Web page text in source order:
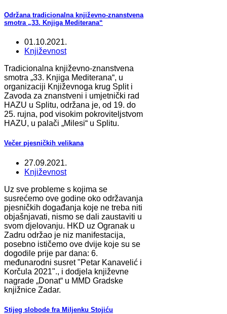
Održana tradicionalna književno-znanstvena
smotra „33. Knjiga Mediterana“
01.10.2021.
Književnost
Tradicionalna književno-znanstvena
smotra „33. Knjiga Mediterana“, u
organizaciji Književnoga krug Split i
Zavoda za znanstveni i umjetnički rad
HAZU u Splitu, održana je, od 19. do
25. rujna, pod visokim pokroviteljstvom
HAZU, u palači „Milesi“ u Splitu.
Večer pjesničkih velikana
27.09.2021.
Književnost
Uz sve probleme s kojima se
susrećemo ove godine oko održavanja
pjesničkih događanja koje ne treba niti
objašnjavati, nismo se dali zaustaviti u
svom djelovanju. HKD uz Ogranak u
Zadru održao je niz manifestacija,
posebno ističemo ove dvije koje su se
dogodile prije par dana: 6.
međunarodni susret "Petar Kanavelić i
Korčula 2021"., i dodjela književne
nagrade „Donat“ u MMD Gradske
knjižnice Zadar.
Stijeg slobode fra Miljenku Stojiću